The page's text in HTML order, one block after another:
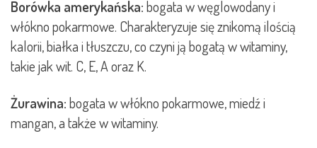
Borówka amerykańska:bogata w węglowodany i
włókno pokarmowe. Charakteryzuje się znikomą ilością
kalorii, białka i tłuszczu, co czyni ją bogatą w witaminy,
takie jak wit. C, E, A oraz K.
Żurawina:bogata w włókno pokarmowe, miedź i
mangan, a także w witaminy.